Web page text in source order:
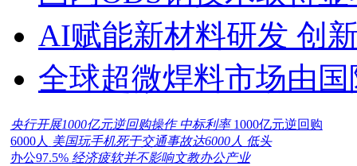
AI赋能新材料研发 创
全球超微焊料市场由
央行开展1000亿元逆回购操作 中标利率 1000亿元逆回购
6000人 美国玩手机死于交通事故达6000人 低头
办公97.5% 经济疲软并不影响文教办公产业